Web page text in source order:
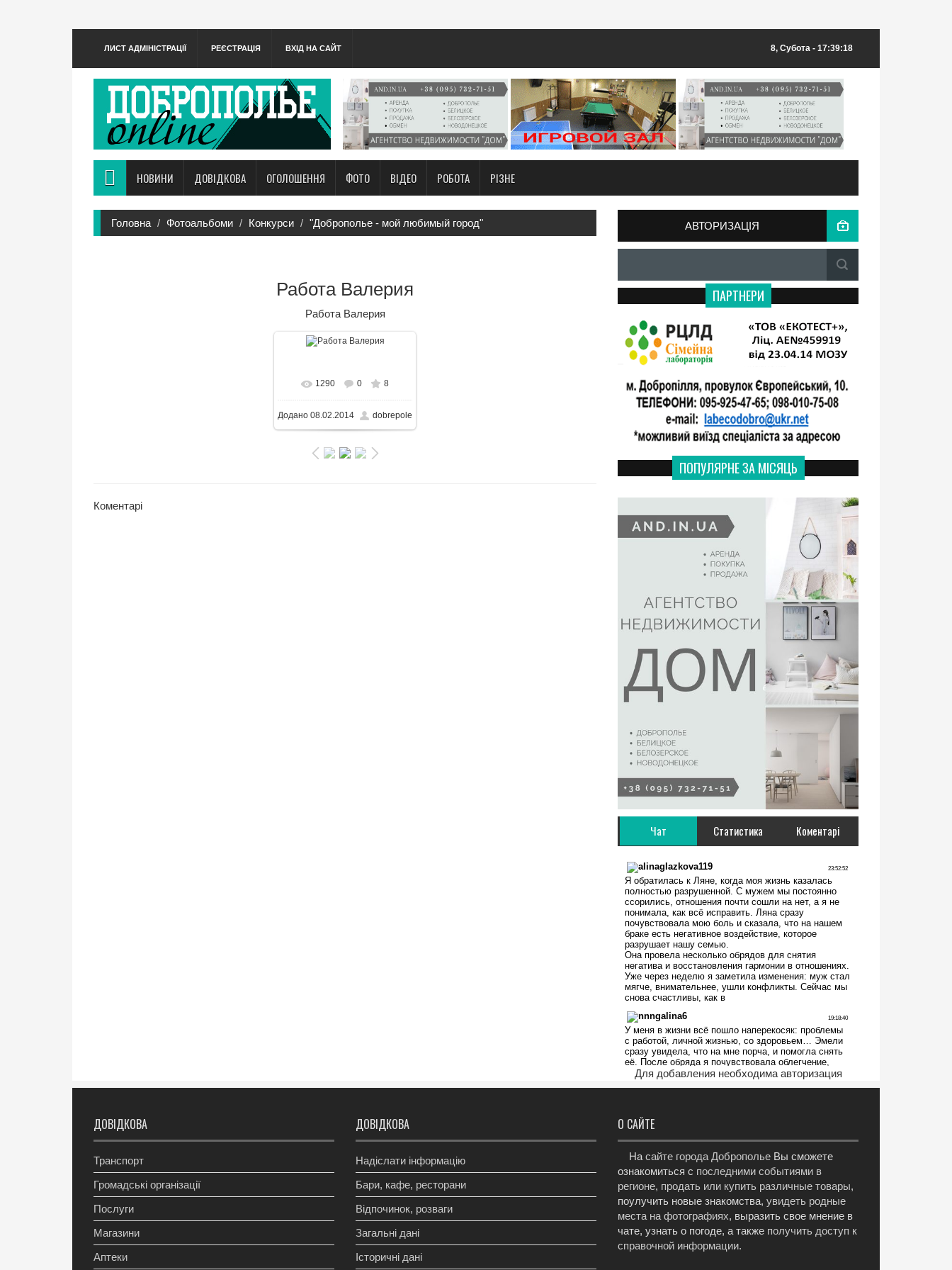
ЛИСТ АДМІНІСТРАЦІЇ РЕЄСТРАЦІЯ ВХІД НА САЙТ 8, Субота - 17:39:18
НОВИНИ ДОВІДКОВА ОГОЛОШЕННЯ ФОТО ВІДЕО РОБОТА РІЗНЕ
Головна Фотоальбоми Конкурси "Доброполье - мой любимый город"
Работа Валерия
Работа Валерия
955x682/ 132.4KB
1290 0 8
Додано 08.02.2014 dobrepole
Коментарі
АВТОРИЗАЦІЯ
ПАРТНЕРИ
ПОПУЛЯРНЕ ЗА МІСЯЦЬ
Чат Статистика Коментарі
Для добавления необходима авторизация
ДОВІДКОВА
Транспорт
Громадські організації
Послуги
Магазини
Аптеки
ДОВІДКОВА
Надіслати інформацію
Бари, кафе, ресторани
Відпочинок, розваги
Загальні дані
Історичні дані
О САЙТЕ
На сайте города Доброполье Вы сможете
ознакомиться с последними событиями в
регионе, продать или купить различные товары,
поулучить новые знакомства, увидеть родные
места на фотографиях, выразить свое мнение в
чате, узнать о погоде, а также получить доступ к
справочной информации.